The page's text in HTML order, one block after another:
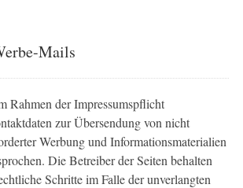
Mails
Rahmen der Impressumspflicht
zur Übersendung von nicht
Werbung und Informationsmaterialien
Die Betreiber der Seiten behalten
Schritte im Falle der unverlangten